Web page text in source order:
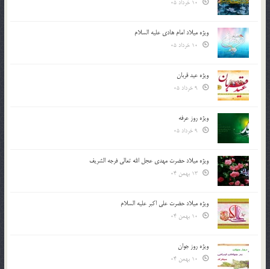
ویژه میلاد امام هادی علیه السلام
ویژه عید قربان
ویژه روز عرفه
ویژه میلاد حضرت مهدی عجل الله تعالی فرجه الشريف
ویژه میلاد حضرت علی اکبر علیه السلام
ویژه روز جوان